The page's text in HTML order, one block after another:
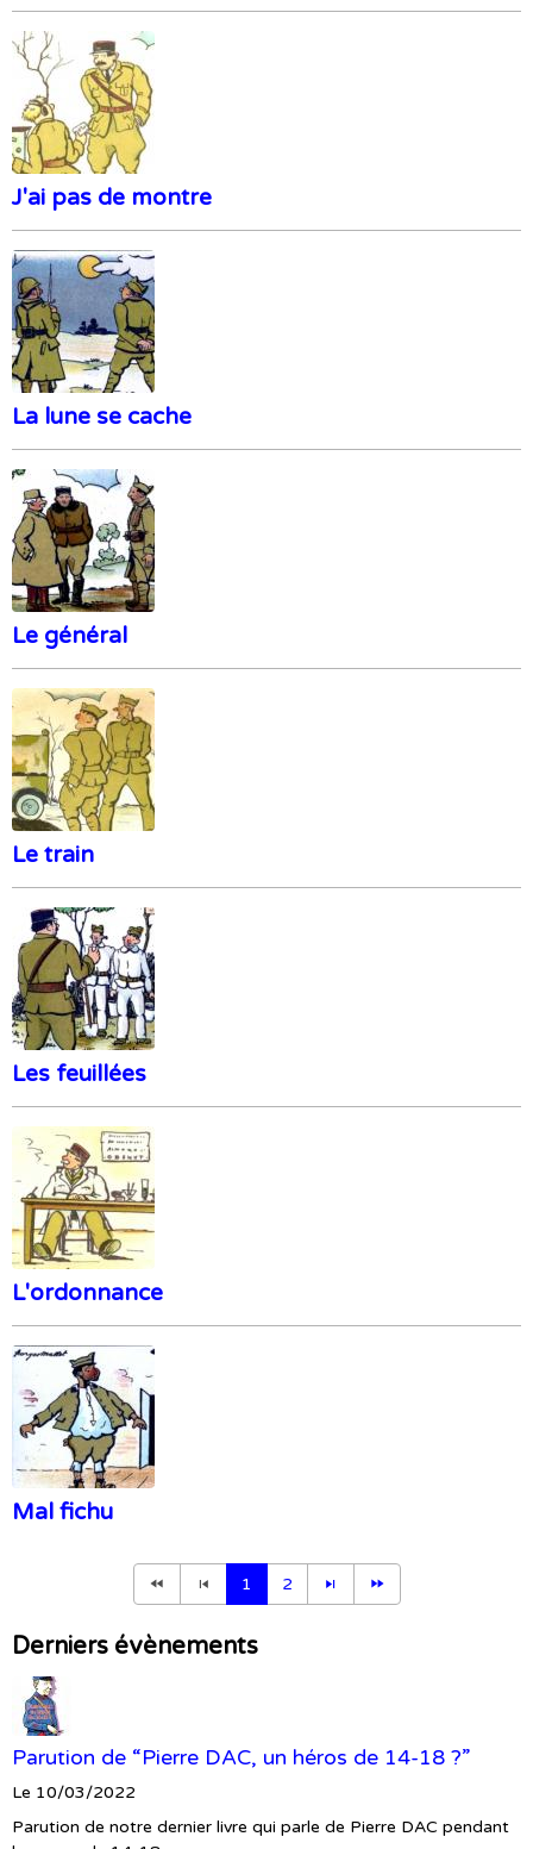
J'ai pas de montre
La lune se cache
Le général
Le train
Les feuillées
L'ordonnance
Mal fichu
1 2
Derniers évènements
Parution de “Pierre DAC, un héros de 14-18 ?”
Le 10/03/2022
Parution de notre dernier livre qui parle de Pierre DAC pendant